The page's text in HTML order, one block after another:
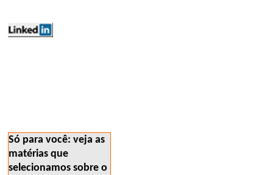
Só para você: veja as
matérias que
selecionamos sobre o